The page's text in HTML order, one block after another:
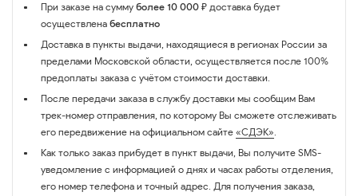
При заказе на сумму более 10 000 ₽ доставка будет
осуществлена бесплатно
Доставка в пункты выдачи, находящиеся в регионах России за
пределами Московской области, осуществляется после 100%
предоплаты заказа с учётом стоимости доставки.
После передачи заказа в службу доставки мы сообщим Вам
трек-номер отправления, по которому Вы сможете отслеживать
его передвижение на официальном сайте «СДЭК».
Как только заказ прибудет в пункт выдачи, Вы получите SMS-
уведомление с информацией о днях и часах работы отделения,
его номер телефона и точный адрес. Для получения заказа,